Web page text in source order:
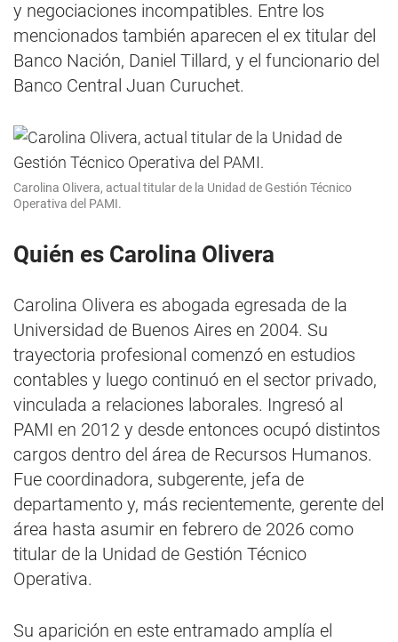
y negociaciones incompatibles. Entre los
mencionados también aparecen el ex titular del
Banco Nación, Daniel Tillard, y el funcionario del
Banco Central Juan Curuchet.
Carolina Olivera, actual titular de la Unidad de Gestión Técnico
Operativa del PAMI.
Quién es Carolina Olivera
Carolina Olivera es abogada egresada de la
Universidad de Buenos Aires en 2004. Su
trayectoria profesional comenzó en estudios
contables y luego continuó en el sector privado,
vinculada a relaciones laborales. Ingresó al
PAMI en 2012 y desde entonces ocupó distintos
cargos dentro del área de Recursos Humanos.
Fue coordinadora, subgerente, jefa de
departamento y, más recientemente, gerente del
área hasta asumir en febrero de 2026 como
titular de la Unidad de Gestión Técnico
Operativa.
Su aparición en este entramado amplía el